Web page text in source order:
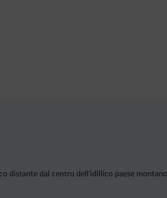
distante dal centro dell'idillico paese